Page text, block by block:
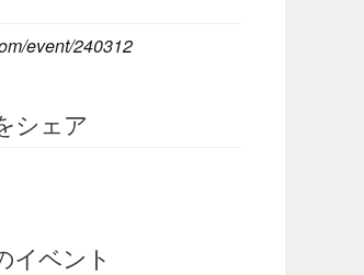
event/240312
シェア
イベント